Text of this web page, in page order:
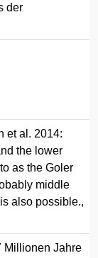
der
et al. 2014:
the lower
as the Goler
middle
also possible.,
Millionen Jahre